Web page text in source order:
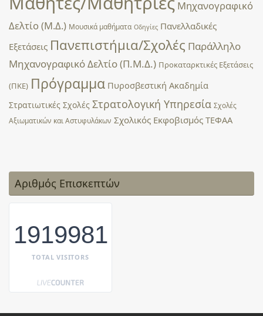
Μηχανογραφικό
Δελτίο (Μ.Δ.) Μουσικά μαθήματα Οδηγίες Πανελλαδικές
Εξετάσεις Πανεπιστήμια/Σχολές Παράλληλο
Μηχανογραφικό Δελτίο (Π.Μ.Δ.) Προκαταρκτικές Εξετάσεις
(ΠΚΕ) Πρόγραμμα Πυροσβεστική Ακαδημία
Στρατιωτικές Σχολές Στρατολογική Υπηρεσία Σχολές
Αξιωματικών και Αστυφυλάκων Σχολικός Εκφοβισμός ΤΕΦΑΑ
Αριθμός Επισκεπτών
1919981
TOTAL VISITORS